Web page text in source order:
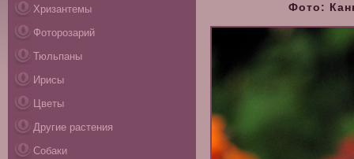
Хризантемы
Фоторозарий
Тюльпаны
Ирисы
Цветы
Другие растения
Собаки
Фото: